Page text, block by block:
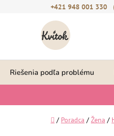
+421 948 001 330
Riešenia podľa problému
Domov
/ Poradca / Žena /